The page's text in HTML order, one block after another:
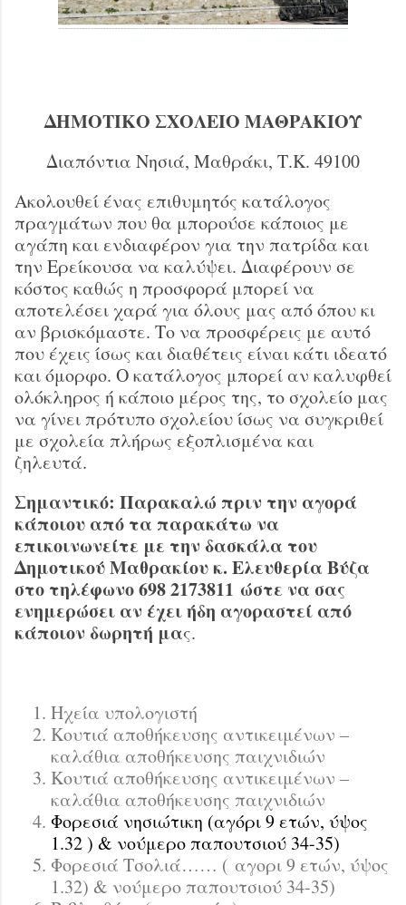
ΔΗΜΟΤΙΚΟ ΣΧΟΛΕΙΟ ΜΑΘΡΑΚΙΟΥ
Διαπόντια Νησιά, Μαθράκι, Τ.Κ. 49100
Ακολουθεί ένας επιθυμητός κατάλογος
πραγμάτων που θα μπορούσε κάποιος με
αγάπη και ενδιαφέρον για την πατρίδα και
την Ερείκουσα να καλύψει. Διαφέρουν σε
κόστος καθώς η προσφορά μπορεί να
αποτελέσει χαρά για όλους μας από όπου κι
αν βρισκόμαστε. Το να προσφέρεις με αυτό
που έχεις ίσως και διαθέτεις είναι κάτι ιδεατό
και όμορφο. Ο κατάλογος μπορεί αν καλυφθεί
ολόκληρος ή κάποιο μέρος της, το σχολείο μας
να γίνει πρότυπο σχολείου ίσως να συγκριθεί
με σχολεία πλήρως εξοπλισμένα και
ζηλευτά.
Σημαντικό: Παρακαλώ πριν την αγορά
κάποιου από τα παρακάτω να
επικοινωνείτε με την δασκάλα του
Δημοτικού Μαθρακίου κ. Ελευθερία Βύζα
στο τηλέφωνο 698 2173811 ώστε να σας
ενημερώσει αν έχει ήδη αγοραστεί από
κάποιον δωρητή μας.
Ηχεία υπολογιστή
Κουτιά αποθήκευσης αντικειμένων –
καλάθια αποθήκευσης παιχνιδιών
Κουτιά αποθήκευσης αντικειμένων –
καλάθια αποθήκευσης παιχνιδιών
Φορεσιά νησιώτικη (αγόρι 9 ετών, ύψος
1.32 ) & νούμερο παπουτσιού 34-35)
Φορεσιά Τσολιά…… ( αγορι 9 ετών, ύψος
1.32) & νούμερο παπουτσιού 34-35)